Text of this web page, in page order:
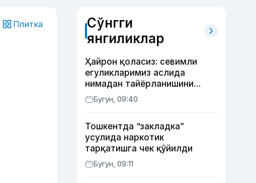
Плитка
Сўнгги
янгиликлар
Ҳайрон қоласиз: севимли
егуликларимиз аслида
нимадан тайёрланишини
биласизми?
Бугун, 09:40
Тошкентда “закладка”
усулида наркотик
тарқатишга чек қўйилди
Бугун, 09:11